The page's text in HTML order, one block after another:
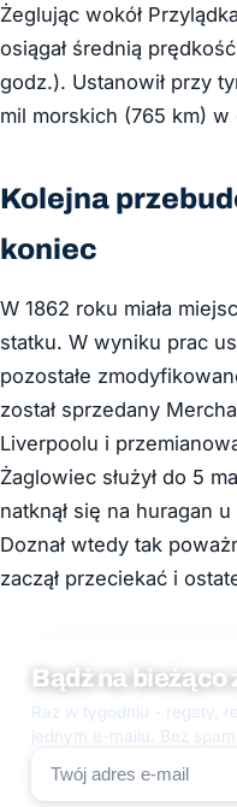
Żeglując wokół
osiągał średnią
godz.). Ustanowił przy
mil morskich (765 km)
Kolejna
koniec
W 1862 roku miała
statku. W wyniku prac
pozostałe
został sprzedany
Liverpoolu i
Żaglowiec służył do 5
natknął się na huragan
Doznał wtedy tak
zaczął przeciekać i
Bądź na bieżąco
Raz w tygodniu - regaty,
jednym e-mailu. Bez